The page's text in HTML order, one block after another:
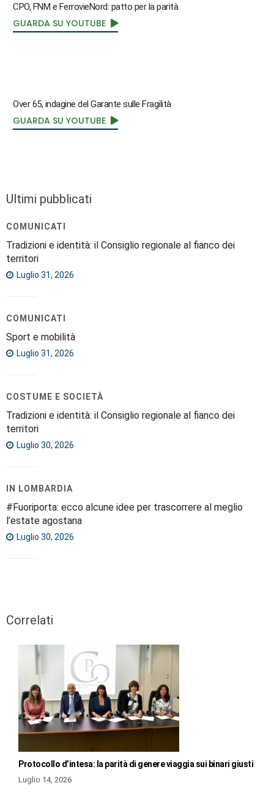
CPO, FNM e FerrovieNord: patto per la parità
GUARDA SU YOUTUBE
Over 65, indagine del Garante sulle Fragilità
GUARDA SU YOUTUBE
Ultimi pubblicati
COMUNICATI
Tradizioni e identità: il Consiglio regionale al fianco dei
territori
Luglio 31, 2026
COMUNICATI
Sport e mobilità
Luglio 31, 2026
COSTUME E SOCIETÀ
Tradizioni e identità: il Consiglio regionale al fianco dei
territori
Luglio 30, 2026
IN LOMBARDIA
#Fuoriporta: ecco alcune idee per trascorrere al meglio
l’estate agostana
Luglio 30, 2026
Correlati
Protocollo d’intesa: la parità di genere viaggia sui binari giusti
Luglio 14, 2026